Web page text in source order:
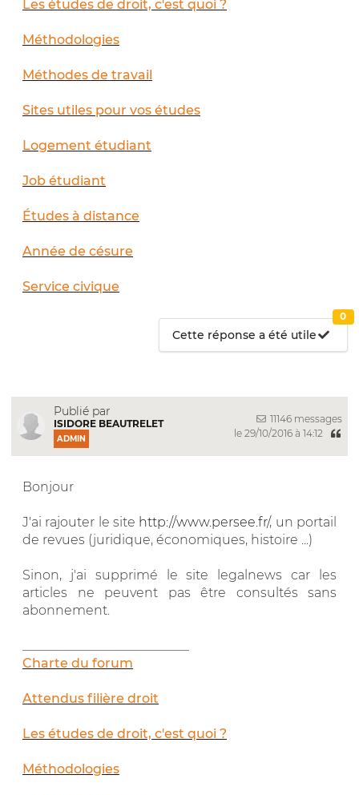
Les études de droit, c'est quoi ?
Méthodologies
Méthodes de travail
Sites utiles pour vos études
Logement étudiant
Job étudiant
Études à distance
Année de césure
Service civique
Cette réponse a été utile
0
Publié par
ISIDORE BEAUTRELET
ADMIN
11146 messages
le 29/10/2016 à 14:12
Bonjour
J'ai rajouter le site http://www.persee.fr/, un portail
de revues (juridique, économiques, histoire ...)
Sinon, j'ai supprimé le site legalnews car les
articles ne peuvent pas être consultés sans
abonnement.
Charte du forum
Attendus filière droit
Les études de droit, c'est quoi ?
Méthodologies